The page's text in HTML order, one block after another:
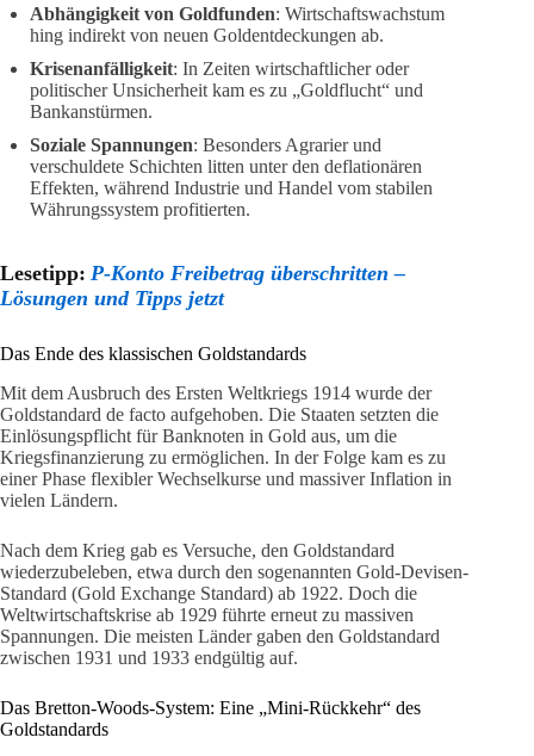
Abhängigkeit von Goldfunden: Wirtschaftswachstum
hing indirekt von neuen Goldentdeckungen ab.
Krisenanfälligkeit: In Zeiten wirtschaftlicher oder
politischer Unsicherheit kam es zu „Goldflucht“ und
Bankanstürmen.
Soziale Spannungen: Besonders Agrarier und
verschuldete Schichten litten unter den deflationären
Effekten, während Industrie und Handel vom stabilen
Währungssystem profitierten.
Lesetipp: P-Konto Freibetrag überschritten –
Lösungen und Tipps jetzt
Das Ende des klassischen Goldstandards
Mit dem Ausbruch des Ersten Weltkriegs 1914 wurde der
Goldstandard de facto aufgehoben. Die Staaten setzten die
Einlösungspflicht für Banknoten in Gold aus, um die
Kriegsfinanzierung zu ermöglichen. In der Folge kam es zu
einer Phase flexibler Wechselkurse und massiver Inflation in
vielen Ländern.
Nach dem Krieg gab es Versuche, den Goldstandard
wiederzubeleben, etwa durch den sogenannten Gold-Devisen-
Standard (Gold Exchange Standard) ab 1922. Doch die
Weltwirtschaftskrise ab 1929 führte erneut zu massiven
Spannungen. Die meisten Länder gaben den Goldstandard
zwischen 1931 und 1933 endgültig auf.
Das Bretton-Woods-System: Eine „Mini-Rückkehr“ des
Goldstandards